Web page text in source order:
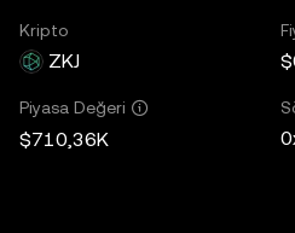
Kripto
ZKJ
Piyasa Değeri
$710,36K